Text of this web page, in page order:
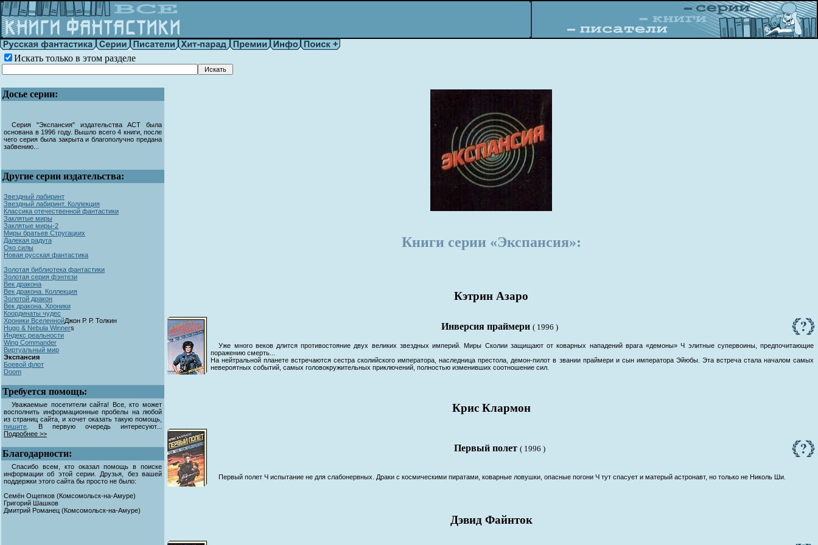
Искать только в этом разделе
Досье серии:
Серия "Экспансия" издательства АСТ была
основана в 1996 году. Вышло всего 4 книги, после
чего серия была закрыта и благополучно предана
забвению...
Другие серии издательства:
Звездный лабиринт
Звездный лабиринт. Коллекция
Классика отечественной фантастики
Заклятые миры
Заклятые миры-2
Миры братьев Стругацких
Далекая радуга
Око силы
Новая русская фантастика
Золотая библиотека фантастики
Золотая серия фэнтези
Век дракона
Век дракона. Коллекция
Золотой дракон
Век дракона. Хроники
Координаты чудес
Хроники ВселеннойДжон Р. Р. Толкин
Hugo & Nebula Winners
Индекс реальности
Wing Commander
Виртуальный мир
Экспансия
Боевой флот
Doom
Требуется помощь:
Уважаемые посетители сайта! Все, кто может
восполнить информационные пробелы на любой
из страниц сайта, и хочет оказать такую помощь,
пишите . В первую очередь интересуют...
Подробнее >>
Благодарности:
Спасибо всем, кто оказал помощь в поиске
информации об этой серии. Друзья, без вашей
поддержки этого сайта бы просто не было:
Семён Ощепков (Комсомольск-на-Амуре)
Григорий Шашков
Дмитрий Романец (Комсомольск-на-Амуре)
Книги серии «Экспансия»:
Кэтрин Азаро
Инверсия праймери ( 1996 )
Уже много веков длится противостояние двух великих звездных империй. Миры Сколии защищают от коварных нападений врага «демоны» Ч элитные супервоины, предпочитающие
поражению смерть...
На нейтральной планете встречаются сестра сколийского императора, наследница престола, демон-пилот в звании праймери и сын императора Эйюбы. Эта встреча стала началом самых
невероятных событий, самых головокружительных приключений, полностью изменивших соотношение сил.
Крис Клармон
Первый полет ( 1996 )
Первый полет Ч испытание не для слабонервных. Драки с космическими пиратами, коварные ловушки, опасные погони Ч тут спасует и матерый астронавт, но только не Николь Ши.
Дэвид Файнток